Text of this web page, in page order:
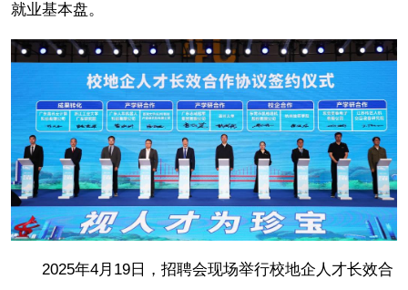
就业基本盘。
2025年4月19日，招聘会现场举行校地企人才长效合